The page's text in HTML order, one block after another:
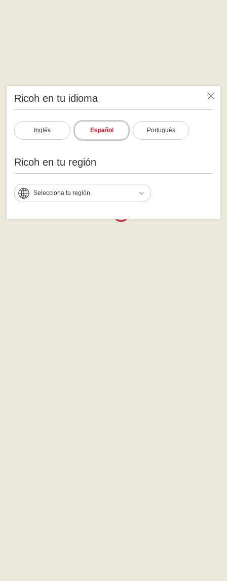
Ricoh en tu idioma
Inglés Español Portugués
Ricoh en tu región
Selecciona tu región